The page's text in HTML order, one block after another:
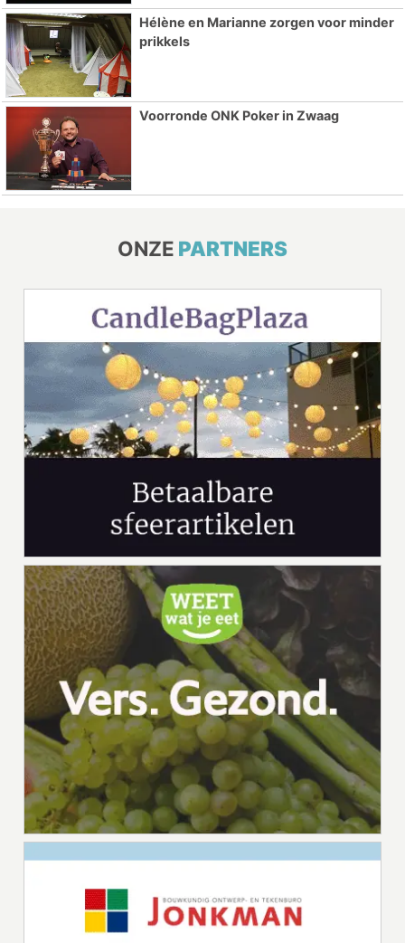
Hélène en Marianne zorgen voor minder
prikkels
Voorronde ONK Poker in Zwaag
ONZE PARTNERS